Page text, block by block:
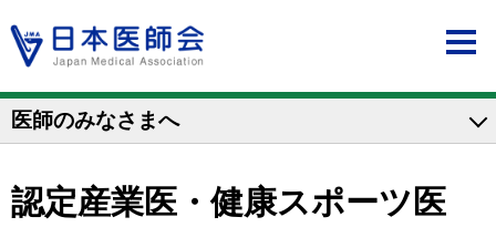
医師のみなさまへ
認定産業医・健康スポーツ医